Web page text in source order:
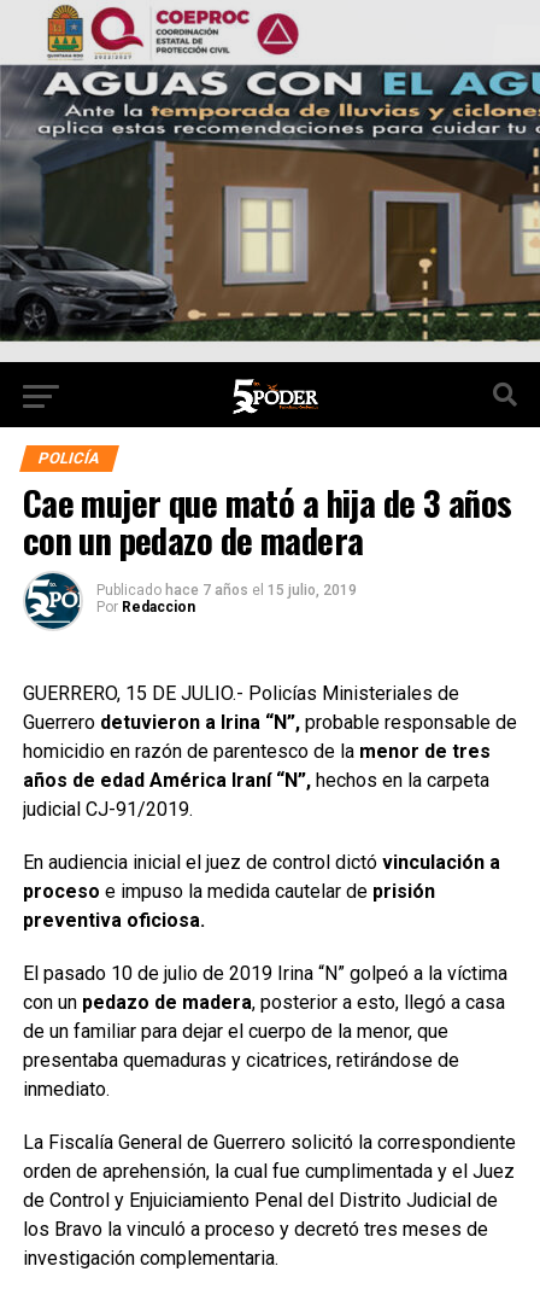
POLICÍA
Cae mujer que mató a hija de 3 años
con un pedazo de madera
Publicado hace 7 años el 15 julio, 2019
Por Redaccion
GUERRERO, 15 DE JULIO.- Policías Ministeriales de
Guerrero detuvieron a Irina “N”, probable responsable de
homicidio en razón de parentesco de la menor de tres
años de edad América Iraní “N”, hechos en la carpeta
judicial CJ-91/2019.
En audiencia inicial el juez de control dictóvinculación a
proceso e impuso la medida cautelar de prisión
preventiva oficiosa.
El pasado 10 de julio de 2019 Irina “N” golpeó a la víctima
con unpedazo de madera, posterior a esto, llegó a casa
de un familiar para dejar el cuerpo de la menor, que
presentaba quemaduras y cicatrices, retirándose de
inmediato.
La Fiscalía General de Guerrero solicitó la correspondiente
orden de aprehensión, la cual fue cumplimentada y el Juez
de Control y Enjuiciamiento Penal del Distrito Judicial de
los Bravo la vinculó a proceso y decretó tres meses de
investigación complementaria.